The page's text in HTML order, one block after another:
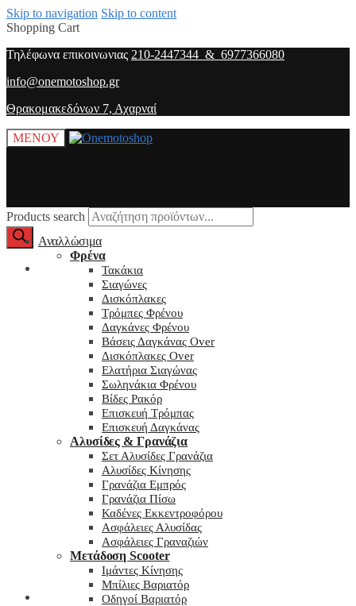
Skip to navigation Skip to content
Shopping Cart
Τηλέφωνα επικοινωνιας 210-2447344 & 6977366080
info@onemotoshop.gr
Θρακομακεδόνων 7, Αχαρναί
ΜΕΝΟΥ
Products search
O λογαριασμός μου
My wishlist
Αναλλώσιμα
Φρένα
Τακάκια
Σιαγώνες
Δισκόπλακες
Τρόμπες Φρένου
Δαγκάνες Φρένου
Βάσεις Δαγκάνας Over
Δισκόπλακες Over
Ελατήρια Σιαγώνας
Σωληνάκια Φρένου
Βίδες Ρακόρ
Επισκευή Τρόμπας
Επισκευή Δαγκάνας
Αλυσίδες & Γρανάζια
Σετ Αλυσίδες Γρανάζια
Αλυσίδες Κίνησης
Γρανάζια Εμπρός
Γρανάζια Πίσω
Καδένες Εκκεντροφόρου
Ασφάλειες Αλυσίδας
Ασφάλειες Γραναζιών
Μετάδοση Scooter
Ιμάντες Κίνησης
Μπίλιες Βαριατόρ
Οδηγοί Βαριατόρ